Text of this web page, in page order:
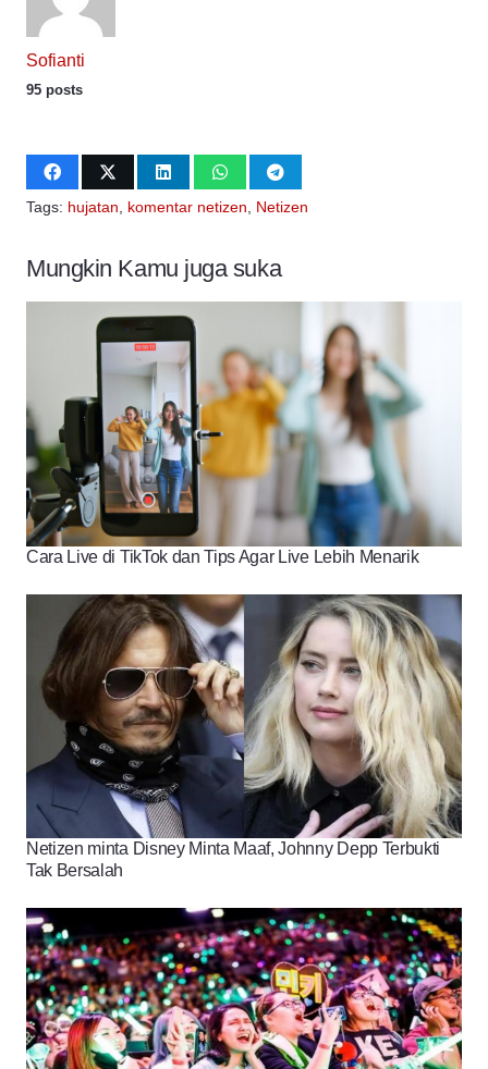
Sofianti
95 posts
Tags: hujatan komentar netizen Netizen
Mungkin Kamu juga suka
Cara Live di TikTok dan Tips Agar Live Lebih Menarik
Netizen minta Disney Minta Maaf, Johnny Depp Terbukti
Tak Bersalah